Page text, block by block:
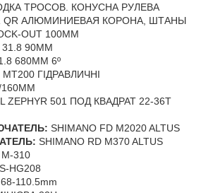
ТРОСОВ. КОНУСНА РУЛЕВА
QR АЛЮМИНИЕВАЯ КОРОНА, ШТАНЫ
OUT 100ММ
90ММ
680ММ 6º
MT200 ГІДРАВЛИЧНІ
ZEPHYR 501 ПОД КВАДРАТ 22-36Т
SHIMANO FD M2020 ALTUS
SHIMANO RD M370 ALTUS
310
HG208
110.5mm